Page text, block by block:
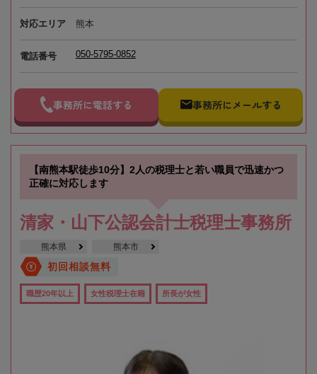
対応エリア 熊本
電話番号 050-5795-0852
事務所に電話する 事務所にメールする
【南熊本駅徒歩10分】2人の税理士と若い職員で迅速かつ
正確に対応します
清家・山下公認会計士税理士事務所
熊本県 熊本市
初回相談無料
職歴20年以上 女性税理士在籍 所長が女性